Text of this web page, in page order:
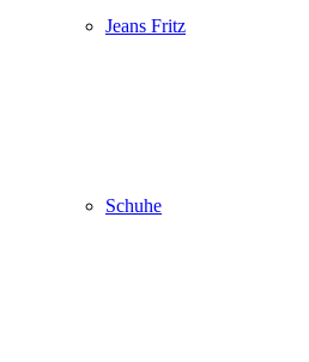
Jeans Fritz
Schuhe